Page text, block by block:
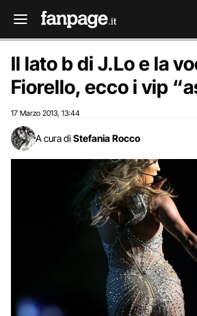
Il lato b di J.Lo e la
Fiorello, ecco i vip
17 Marzo 2013 13:44
A cura di Stefania Rocco